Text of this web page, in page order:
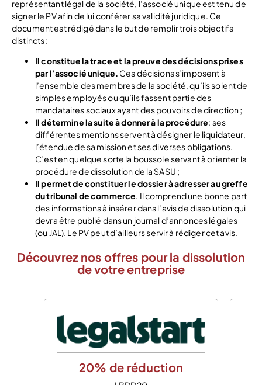
représentant légal de la société, l’associé unique est tenu de
signer le PV afin de lui conférer sa validité juridique. Ce
document est rédigé dans le but de remplir trois objectifs
distincts :
Il constitue la trace et la preuve des décisions prises
par l’associé unique. Ces décisions s’imposent à
l’ensemble des membres de la société, qu’ils soient de
simples employés ou qu’ils fassent partie des
mandataires sociaux ayant des pouvoirs de direction ;
Il détermine la suite à donner à la procédure: ses
différentes mentions servent à désigner le liquidateur,
l’étendue de sa mission et ses diverses obligations.
C’est en quelque sorte la boussole servant à orienter la
procédure de dissolution de la SASU ;
Il permet de constituer le dossier à adresser au greffe
du tribunal de commerce. Il comprend une bonne part
des informations à insérer dans l’avis de dissolution qui
devra être publié dans un journal d’annonces légales
(ou JAL). Le PV peut d’ailleurs servir à rédiger cet avis.
Découvrez nos offres pour la dissolution
de votre entreprise
20% de réduction